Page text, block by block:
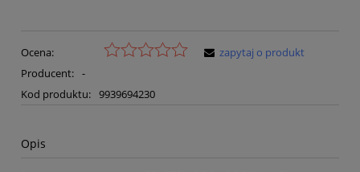
Ocena:
Producent: -
Kod produktu: 9939694230
zapytaj o produkt
Opis